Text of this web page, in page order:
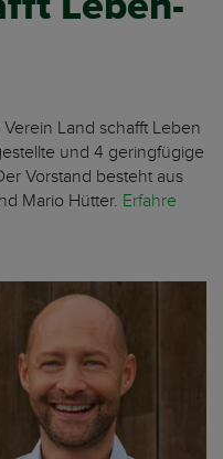
Land schafft Leben
und 4 geringfügige
Vorstand besteht aus
Mario Hütter. Erfahre